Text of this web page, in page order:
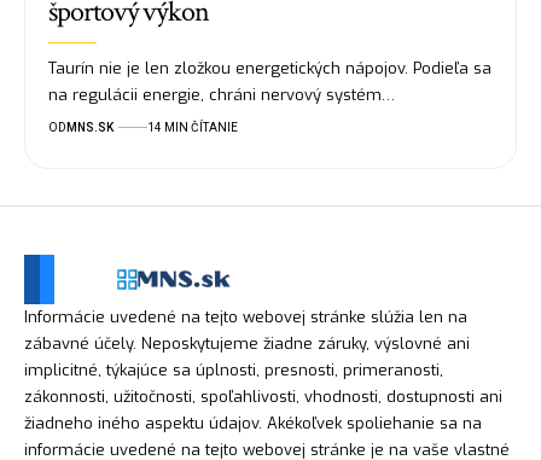
športový výkon
Taurín nie je len zložkou energetických nápojov. Podieľa sa
na regulácii energie, chráni nervový systém…
OD MNS.SK 14 MIN ČÍTANIE
Informácie uvedené na tejto webovej stránke slúžia len na
zábavné účely. Neposkytujeme žiadne záruky, výslovné ani
implicitné, týkajúce sa úplnosti, presnosti, primeranosti,
zákonnosti, užitočnosti, spoľahlivosti, vhodnosti, dostupnosti ani
žiadneho iného aspektu údajov. Akékoľvek spoliehanie sa na
informácie uvedené na tejto webovej stránke je na vaše vlastné